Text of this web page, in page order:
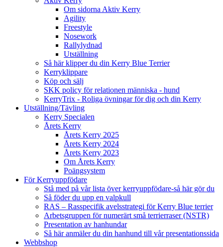
Om sidorna Aktiv Kerry
Agility
Freestyle
Nosework
Rallylydnad
Utställning
Så här klipper du din Kerry Blue Terrier
Kerryklippare
Köp och sälj
SKK policy för relationen människa - hund
KerryTrix - Roliga övningar för dig och din Kerry
Utställning/Tävling
Kerry Specialen
Årets Kerry
Årets Kerry 2025
Årets Kerry 2024
Årets Kerry 2023
Om Årets Kerry
Poängsystem
För Kerryuppfödare
Stå med på vår lista över kerryuppfödare-så här gör du
Så föder du upp en valpkull
RAS – Rasspecifik avelsstrategi för Kerry Blue terrier
Arbetsgruppen för numerärt små terrierraser (NSTR)
Presentation av hanhundar
Så här anmäler du din hanhund till vår presentationssida
Webbshop